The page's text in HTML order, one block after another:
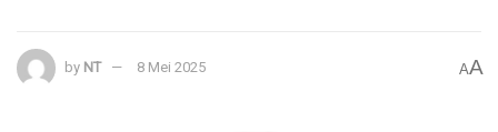
by NT 8 Mei 2025 AA